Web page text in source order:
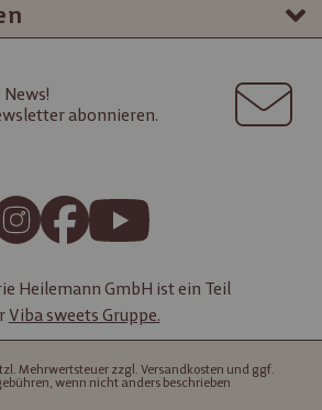
abonnieren.
Heilemann GmbH ist ein Teil
Viba sweets Gruppe.
Mehrwertsteuer zzgl. Versandkosten und ggf.
wenn nicht anders beschrieben